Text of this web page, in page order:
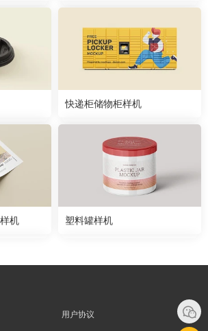
快递柜储物柜样机
机 塑料罐样机
用户协议